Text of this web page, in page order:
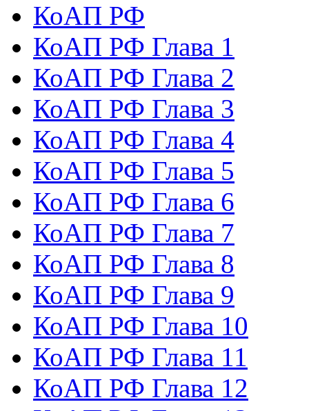
КоАП РФ
КоАП РФ Глава 1
КоАП РФ Глава 2
КоАП РФ Глава 3
КоАП РФ Глава 4
КоАП РФ Глава 5
КоАП РФ Глава 6
КоАП РФ Глава 7
КоАП РФ Глава 8
КоАП РФ Глава 9
КоАП РФ Глава 10
КоАП РФ Глава 11
КоАП РФ Глава 12